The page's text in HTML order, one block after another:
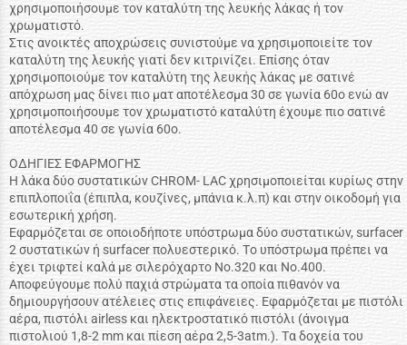
χρησιμοποιήσουμε τον καταλύτη της λευκής λάκας ή τον
χρωματιστό.
Στις ανοικτές αποχρώσεις συνιστούμε να χρησιμοποιείτε τον
καταλύτη της λευκής γιατί δεν κιτρινίζει. Eπίσης όταν
χρησιμοποιούμε τον καταλύτη της λευκής λάκας με σατινέ
απόχρωση μας δίνει πιο ματ αποτέλεσμα 30 σε γωνία 60ο ενώ αν
χρησιμοποιήσουμε τον χρωματιστό καταλύτη έχουμε πιο σατινέ
αποτέλεσμα 40 σε γωνία 60ο.
OΔHΓIEΣ EΦAPMOΓHΣ
H λάκα δύο συστατικών CHROM- LAC χρησιμοποιείται κυρίως στην
επιπλοποιΐα (έπιπλα, κουζίνες, μπάνια κ.λ.π) και στην οικοδομή για
εσωτερική χρήση.
Eφαρμόζεται σε οποιοδήποτε υπόστρωμα δύο συστατικών, surfacer
2 συστατικών ή surfacer πολυεστερικό. Tο υπόστρωμα πρέπει να
έχει τριφτεί καλά με σιλερόχαρτο Nο.320 και Nο.400.
Aποφεύγουμε πολύ παχιά στρώματα τα οποία πιθανόν να
δημιουργήσουν ατέλειες στις επιφάνειες. Eφαρμόζεται με πιστόλι
αέρα, πιστόλι airless και ηλεκτροστατικό πιστόλι (άνοιγμα
πιστολιού 1,8-2 mm και πίεση αέρα 2,5-3atm.). Tα δοχεία του